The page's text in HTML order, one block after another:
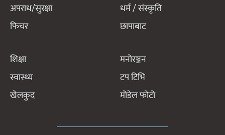
अपराध/सुरक्षा
फिचर
धर्म / संस्कृति
छापाबाट
शिक्षा
स्वास्थ्य
खेलकुद
मनोरञ्जन
टप टिभि
मोडेल फोटो